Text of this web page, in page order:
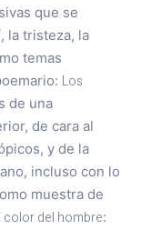
que se
la tristeza, la
temas
Los
de una
de cara al
y de la
incluso con lo
muestra de
color del hombre: